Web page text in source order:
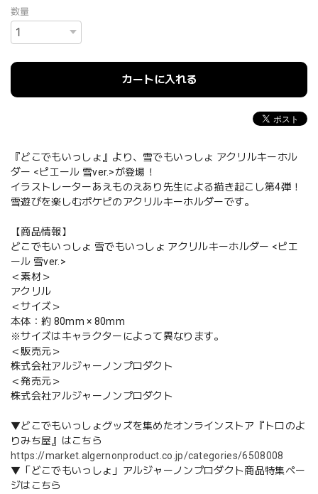
数量
カートに入れる
『どこでもいっしょ』より、雪でもいっしょ アクリルキーホル
ダー <ピエール 雪ver.>が登場！
イラストレーターあえものえあり先生による描き起こし第4弾！
雪遊びを楽しむポケピのアクリルキーホルダーです。
【商品情報】
どこでもいっしょ 雪でもいっしょ アクリルキーホルダー <ピエ
ール 雪ver.>
＜素材＞
アクリル
＜サイズ＞
本体：約 80mm × 80mm
※サイズはキャラクターによって異なります。
＜販売元＞
株式会社アルジャーノンプロダクト
＜発売元＞
株式会社アルジャーノンプロダクト
▼どこでもいっしょグッズを集めたオンラインストア『トロのよ
りみち屋』はこちら
https://market.algernonproduct.co.jp/categories/6508008
▼「どこでもいっしょ」アルジャーノンプロダクト商品特集ペー
ジはこちら